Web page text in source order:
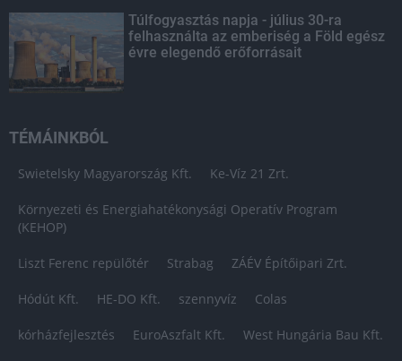
Túlfogyasztás napja - július 30-ra
felhasználta az emberiség a Föld egész
évre elegendő erőforrásait
TÉMÁINKBÓL
Swietelsky Magyarország Kft. Ke-Víz 21 Zrt.
Környezeti és Energiahatékonysági Operatív Program
(KEHOP)
Liszt Ferenc repülőtér Strabag ZÁÉV Építőipari Zrt.
Hódút Kft. HE-DO Kft. szennyvíz Colas
kórházfejlesztés EuroAszfalt Kft. West Hungária Bau Kft.